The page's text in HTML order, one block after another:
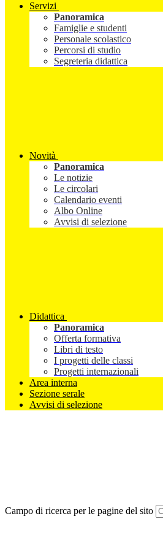
Servizi
Panoramica
Famiglie e studenti
Personale scolastico
Percorsi di studio
Segreteria didattica
Novità
Panoramica
Le notizie
Le circolari
Calendario eventi
Albo Online
Avvisi di selezione
Didattica
Panoramica
Offerta formativa
Libri di testo
I progetti delle classi
Progetti internazionali
Area interna
Sezione serale
Avvisi di selezione
Campo di ricerca per le pagine del sito